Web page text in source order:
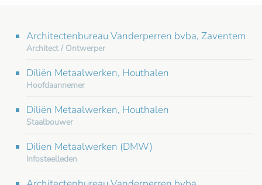
Architectenbureau Vanderperren bvba, Zaventem
Architect / Ontwerper
Diliën Metaalwerken, Houthalen
Hoofdaannemer
Diliën Metaalwerken, Houthalen
Staalbouwer
Dilien Metaalwerken (DMW)
Infosteelleden